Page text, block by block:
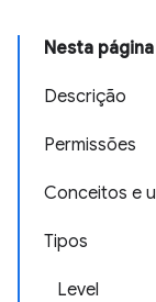
Nesta página
Descrição
Permissões
Conceitos e
Tipos
Level